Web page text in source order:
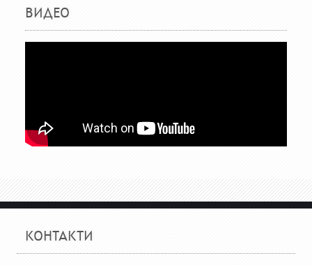
ВИДЕО
КОНТАКТИ